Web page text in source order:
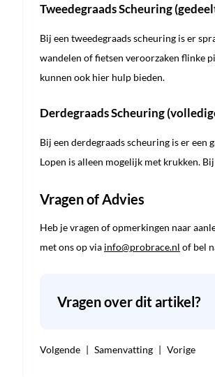
Tweedegraads Scheuring
Bij een tweedegraads scheuring is er
wandelen of fietsen veroorzaken flinke
kunnen ook hier hulp bieden.
Derdegraads Scheuring
Bij een derdegraads scheuring is er
Lopen is alleen mogelijk met krukken.
Vragen of Advies
Heb je vragen of opmerkingen naar
met ons op via info@probrace.nl of bel
Vragen over dit artikel?
Volgende Samenvatting Vorige